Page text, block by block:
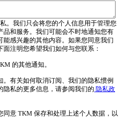
。我们只会将您的个人信息用于管理您
品和服务。我们可能会不时地通知您有
能感兴趣的其他内容。如果您同意我们
注明您希望我们如何与您联系：
的其他通知。
有关如何取消订阅、我们的隐私惯例
隐私的更多信息，请参阅我们的 隐私政
同意 TKM 保存和处理上述个人数据，以